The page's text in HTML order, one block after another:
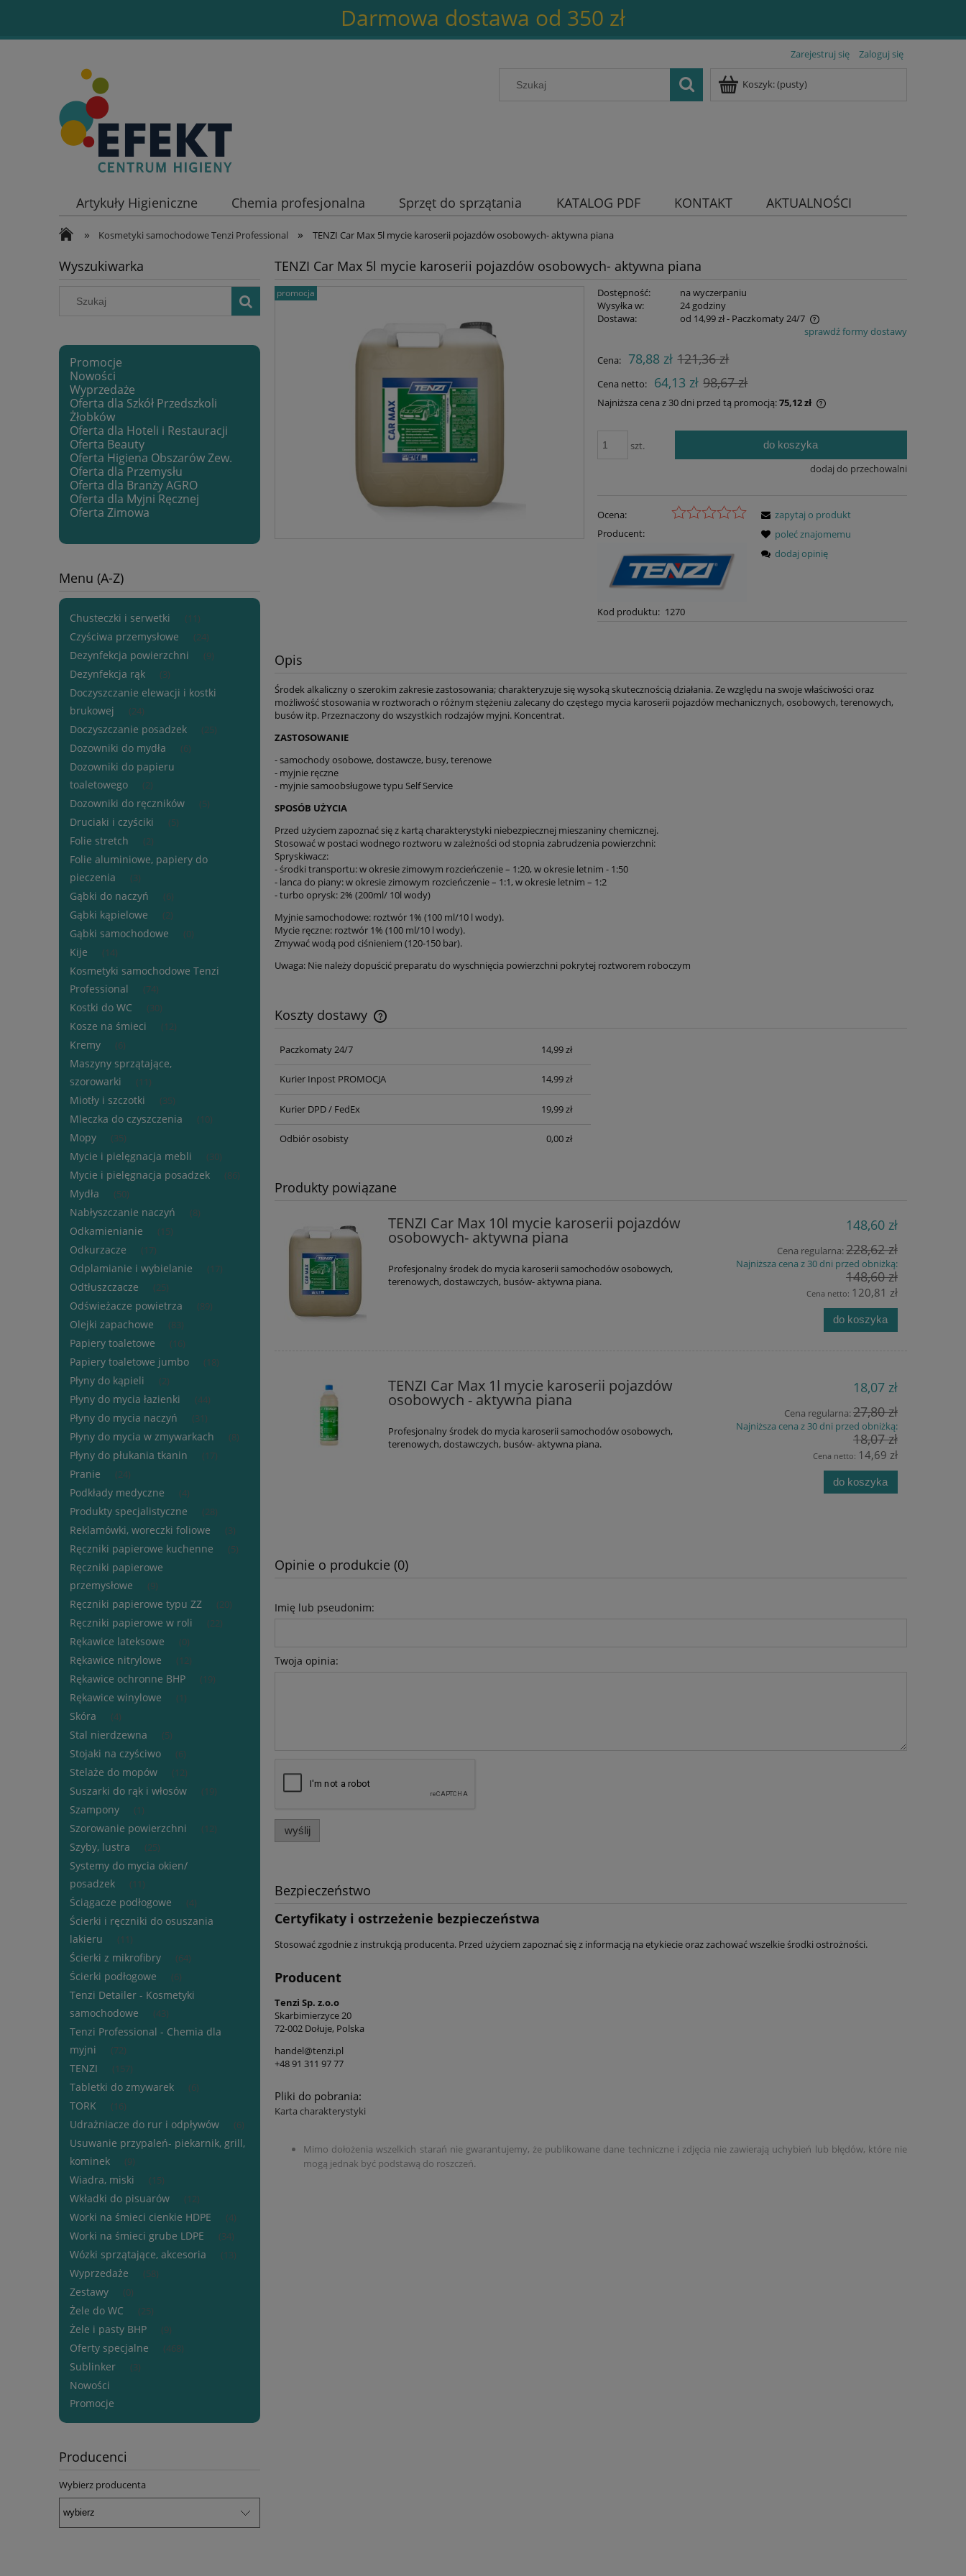
Darmowa dostawa od 350 zł
Zarejestruj się Zaloguj się
Koszyk:(pusty)
Artykuły Higieniczne Chemia profesjonalna Sprzęt do sprzątania KATALOG PDF KONTAKT AKTUALNOŚCI
» Kosmetyki samochodowe Tenzi Professional » TENZI Car Max 5l mycie karoserii pojazdów osobowych- aktywna piana
Wyszukiwarka
Promocje
Nowości
Wyprzedaże
Oferta dla Szkół Przedszkoli
Żłobków
Oferta dla Hoteli i Restauracji
Oferta Beauty
Oferta Higiena Obszarów Zew.
Oferta dla Przemysłu
Oferta dla Branży AGRO
Oferta dla Myjni Ręcznej
Oferta Zimowa
Menu (A-Z)
Chusteczki i serwetki (11)
Czyściwa przemysłowe (24)
Dezynfekcja powierzchni (9)
Dezynfekcja rąk (3)
Doczyszczanie elewacji i kostki
brukowej
(24)
Doczyszczanie posadzek (25)
Dozowniki do mydła (6)
Dozowniki do papieru
toaletowego
(2)
Dozowniki do ręczników (5)
Druciaki i czyściki (5)
Folie stretch (2)
Folie aluminiowe, papiery do
pieczenia
(3)
Gąbki do naczyń (6)
Gąbki kąpielowe (2)
Gąbki samochodowe (0)
Kije (14)
Kosmetyki samochodowe Tenzi
Professional
(74)
Kostki do WC (30)
Kosze na śmieci (12)
Kremy (6)
Maszyny sprzątające,
szorowarki
(11)
Miotły i szczotki (35)
Mleczka do czyszczenia (10)
Mopy (35)
Mycie i pielęgnacja mebli (30)
Mycie i pielęgnacja posadzek (86)
Mydła (50)
Nabłyszczanie naczyń (8)
Odkamienianie (15)
Odkurzacze (17)
Odplamianie i wybielanie (17)
Odtłuszczacze (25)
Odświeżacze powietrza (89)
Olejki zapachowe (83)
Papiery toaletowe (16)
Papiery toaletowe jumbo (18)
Płyny do kąpieli (2)
Płyny do mycia łazienki (44)
Płyny do mycia naczyń (31)
Płyny do mycia w zmywarkach (8)
Płyny do płukania tkanin (17)
Pranie (24)
Podkłady medyczne (4)
Produkty specjalistyczne (28)
Reklamówki, woreczki foliowe (3)
Ręczniki papierowe kuchenne (5)
Ręczniki papierowe
przemysłowe
(9)
Ręczniki papierowe typu ZZ (20)
Ręczniki papierowe w roli (22)
Rękawice lateksowe (0)
Rękawice nitrylowe (12)
Rękawice ochronne BHP (19)
Rękawice winylowe (1)
Skóra (4)
Stal nierdzewna (5)
Stojaki na czyściwo (6)
Stelaże do mopów (12)
Suszarki do rąk i włosów (19)
Szampony (1)
Szorowanie powierzchni (12)
Szyby, lustra (25)
Systemy do mycia okien/
posadzek
(11)
Ściągacze podłogowe (4)
Ścierki i ręczniki do osuszania
lakieru
(11)
Ścierki z mikrofibry (64)
Ścierki podłogowe (6)
Tenzi Detailer - Kosmetyki
samochodowe
(43)
Tenzi Professional - Chemia dla
myjni
(72)
TENZI (157)
Tabletki do zmywarek (6)
TORK (16)
Udrażniacze do rur i odpływów (6)
Usuwanie przypaleń- piekarnik, grill,
kominek
(9)
Wiadra, miski (15)
Wkładki do pisuarów (12)
Worki na śmieci cienkie HDPE (4)
Worki na śmieci grube LDPE (34)
Wózki sprzątające, akcesoria (13)
Wyprzedaże (58)
Zestawy (0)
Żele do WC (25)
Żele i pasty BHP (9)
Oferty specjalne (468)
Sublinker (3)
Nowości
Promocje
Producenci
Wybierz producenta
TENZI Car Max 5l mycie karoserii pojazdów osobowych- aktywna piana
promocja Dostępność:
na wyczerpaniu
Wysyłka w:
24 godziny
Dostawa:
od 14,99 zł- Paczkomaty 24/7
płatności
sprawdź formy dostawy
Cena: 78,88 zł 121,36 zł
Cena netto: 64,13 zł 98,67 zł
Najniższa cena z 30 dni przed tą promocją:75,12 zł
Jeżeli produkt jest sprzedawany krócej niż
30 dni, wyświetlana jest najniższa cena od
momentu, kiedy produkt pojawił się w
szt. do koszyka
dodaj do przechowalni
Ocena:
Producent:
Kod produktu: 1270
zapytaj o produkt
poleć znajomemu
dodaj opinię
Opis
Środek alkaliczny o szerokim zakresie zastosowania; charakteryzuje się wysoką skutecznością działania. Ze względu na swoje właściwości oraz
możliwość stosowania w roztworach o różnym stężeniu zalecany do częstego mycia karoserii pojazdów mechanicznych, osobowych, terenowych,
busów itp. Przeznaczony do wszystkich rodzajów myjni. Koncentrat.
ZASTOSOWANIE
- samochody osobowe, dostawcze, busy, terenowe
- myjnie ręczne
- myjnie samoobsługowe typu Self Service
SPOSÓB UŻYCIA
Przed użyciem zapoznać się z kartą charakterystyki niebezpiecznej mieszaniny chemicznej.
Stosować w postaci wodnego roztworu w zależności od stopnia zabrudzenia powierzchni:
Spryskiwacz:
- środki transportu: w okresie zimowym rozcieńczenie – 1:20, w okresie letnim - 1:50
- lanca do piany: w okresie zimowym rozcieńczenie – 1:1, w okresie letnim – 1:2
- turbo oprysk: 2% (200ml/ 10l wody)
Myjnie samochodowe: roztwór 1% (100 ml/10 l wody).
Mycie ręczne: roztwór 1% (100 ml/10 l wody).
Zmywać wodą pod ciśnieniem (120-150 bar).
Uwaga: Nie należy dopuścić preparatu do wyschnięcia powierzchni pokrytej roztworem roboczym
Koszty dostawy
Cena nie zawiera ewentualnych kosztów
Paczkomaty 24/7 14,99 zł
Kurier Inpost PROMOCJA 14,99 zł
Kurier DPD / FedEx 19,99 zł
Odbiór osobisty 0,00 zł
Produkty powiązane
TENZI Car Max 10l mycie karoserii pojazdów
osobowych- aktywna piana
Profesjonalny środek do mycia karoserii samochodów osobowych,
terenowych, dostawczych, busów- aktywna piana.
148,60 zł
Cena regularna:228,62 zł
Najniższa cena z 30 dni przed obniżką:
148,60 zł
Cena netto: 120,81 zł
do koszyka
TENZI Car Max 1l mycie karoserii pojazdów
osobowych - aktywna piana
Profesjonalny środek do mycia karoserii samochodów osobowych,
terenowych, dostawczych, busów- aktywna piana.
18,07 zł
Cena regularna:27,80 zł
Najniższa cena z 30 dni przed obniżką:
18,07 zł
Cena netto: 14,69 zł
do koszyka
Opinie o produkcie (0)
Imię lub pseudonim:
Twoja opinia:
wyślij
Bezpieczeństwo
Certyfikaty i ostrzeżenie bezpieczeństwa
Stosować zgodnie z instrukcją producenta. Przed użyciem zapoznać się z informacją na etykiecie oraz zachować wszelkie środki ostrożności.
Producent
Tenzi Sp. z.o.o
Skarbimierzyce 20
72-002 Dołuje, Polska
handel@tenzi.pl
+48 91 311 97 77
Pliki do pobrania:
Karta charakterystyki
Mimo dołożenia wszelkich starań nie gwarantujemy, że publikowane dane techniczne i zdjęcia nie zawierają uchybień lub błędów, które nie
mogą jednak być podstawą do roszczeń.